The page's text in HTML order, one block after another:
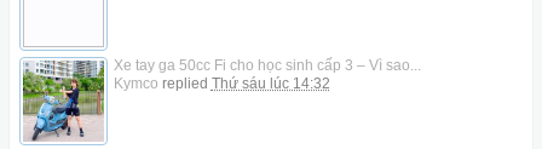
Xe tay ga 50cc Fi cho học sinh cấp 3 – Vì sao...
Kymco replied Thứ sáu lúc 14:32